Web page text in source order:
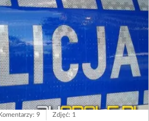
Komentarzy: 9 Zdjęć: 1